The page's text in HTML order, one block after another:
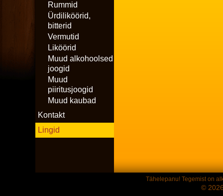
Rummid
Ürdiliköörid,
bitterid
Vermutid
Liköörid
Muud alkohoolsed
joogid
Muud
piiritusjoogid
Muud kaubad
Kontakt
Lingid
Tähelepanu! Tegemist on
©